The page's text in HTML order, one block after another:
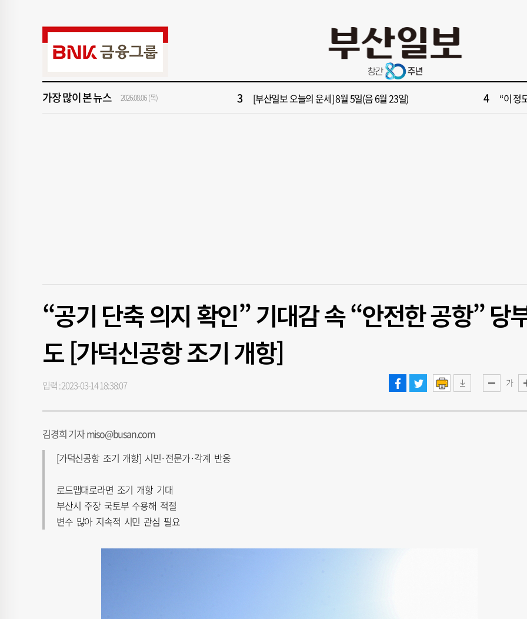
가장 많이 본 뉴스 2026.08.06 (목)
[속보] 폭염 부추기는 제13호 태풍 '돌핀' 이동경로 유동적…북쪽으로 꺾일까 [속보
[부산일보 오늘의 운세] 8월 5일(음 6월 23일) “이
5 '구포시장 가이드' 자처한 한동훈…'구포데이'로 북구 알리기 총력 6 ‘불가
“공기 단축 의지 확인” 기대감 속 “안전한 공항” 당
도 [가덕신공항 조기 개항]
가
입력 : 2023-03-14 18:38:07
김경희 기자 miso@busan.com
[가덕신공항 조기 개항] 시민·전문가·각계 반응
로드맵대로라면 조기 개항 기대
부산시 주장 국토부 수용해 적절
변수 많아 지속적 시민 관심 필요